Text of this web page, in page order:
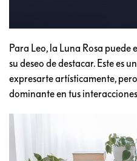
Para Leo, la Luna Rosa
su deseo de destacar. Este es
expresarte artísticamente,
dominante en tus